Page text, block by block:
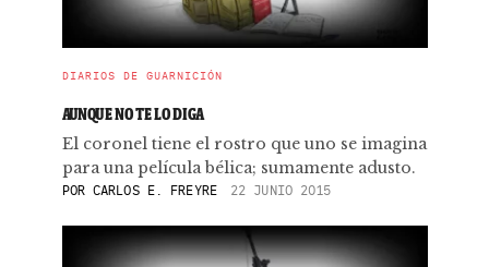
DIARIOS DE GUARNICIÓN
AUNQUE NO TE LO DIGA
El coronel tiene el rostro que uno se imagina
para una película bélica; sumamente adusto.
PORCARLOS E. FREYRE 22 JUNIO 2015